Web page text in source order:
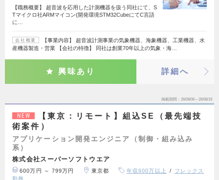
【職務概要】 超音波を応用した計測機器を扱う同社にて、S
Tマイクロ社ARMマイコン(開発環境STM32CubeにてC言語
に…
会社概要
【事業内容】 超音波計測事業の気象機器、海象機器、工業機器、水
産機器製造・営業 【会社の特徴】 同社は創業70年以上の気象・海…
興味あり 詳細へ
掲載期間 26/08/06～26/08/19
NEW
【東京：リモート】組込SE（最先端技
術案件）
アプリケーション開発エンジニア（制御・組み込み
系）
株式会社スーパーソフトウエア
600万円 ～ 799万円 東京都 年収600万以上
フレックス
勤務